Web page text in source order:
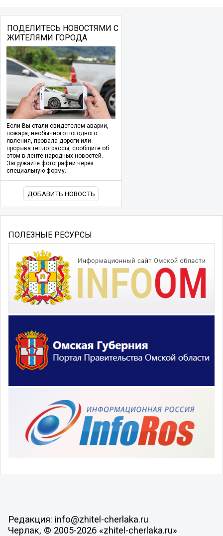
ПОДЕЛИТЕСЬ НОВОСТЯМИ С
ЖИТЕЛЯМИ ГОРОДА
Если Вы стали свидетелем аварии,
пожара, необычного погодного
явления, провала дороги или
прорыва теплотрассы, сообщите об
этом в ленте народных новостей.
Загружайте фотографии через
специальную форму.
ДОБАВИТЬ НОВОСТЬ
ПОЛЕЗНЫЕ РЕСУРСЫ
Редакция: info@zhitel-cherlaka.ru
Черлак, © 2005-2026 «zhitel-cherlaka.ru»